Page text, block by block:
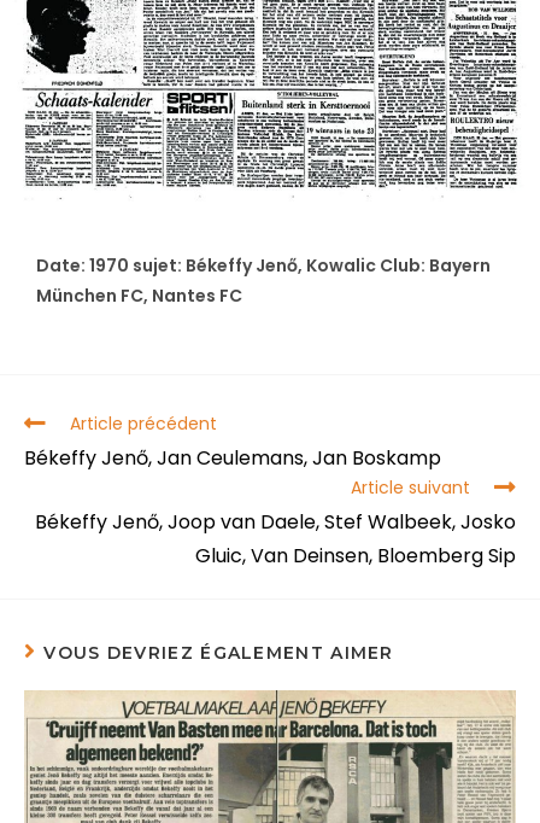
Date: 1970 sujet: Békeffy Jenő, Kowalic Club: Bayern
München FC, Nantes FC
Article précédent
Békeffy Jenő, Jan Ceulemans, Jan Boskamp
Article suivant
Békeffy Jenő, Joop van Daele, Stef Walbeek, Josko
Gluic, Van Deinsen, Bloemberg Sip
VOUS DEVRIEZ ÉGALEMENT AIMER